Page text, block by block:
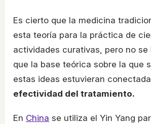
Es cierto que la medicina
esta teoría para la práctica de
actividades curativas, pero no se
que la base teórica sobre la que
estas ideas estuvieran
efectividad del tratamiento.
En China se utiliza el Yin Yang